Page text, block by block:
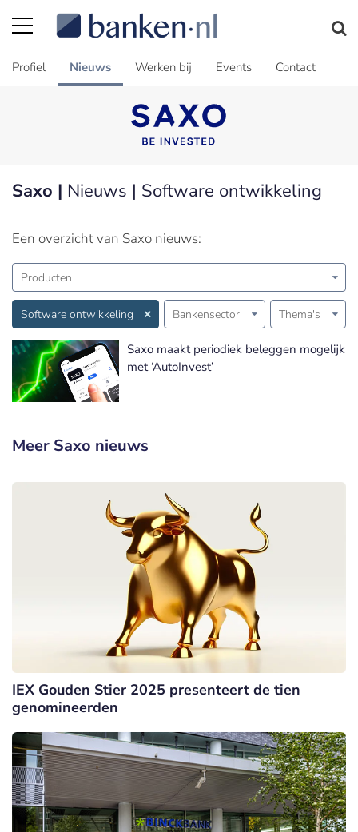
Profiel Nieuws Werken bij Events Contact
Saxo | Nieuws | Software ontwikkeling
Een overzicht van Saxo nieuws:
Producten
Software ontwikkeling Bankensector Thema's
Saxo maakt periodiek beleggen mogelijk
met ‘AutoInvest’
Meer Saxo nieuws
IEX Gouden Stier 2025 presenteert de tien
genomineerden